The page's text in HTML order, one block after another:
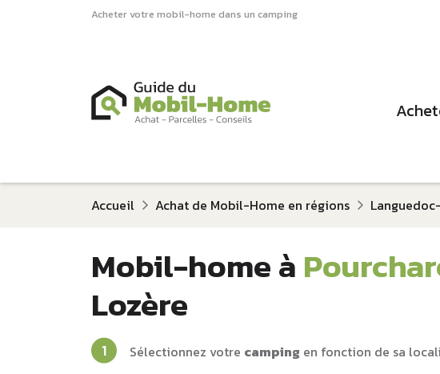
Acheter votre mobil-home dans un camping
Accueil Achat de Mobil-Home en régions
Mobil-home à
Lozère
Sélectionnez votre camping en fonction de sa